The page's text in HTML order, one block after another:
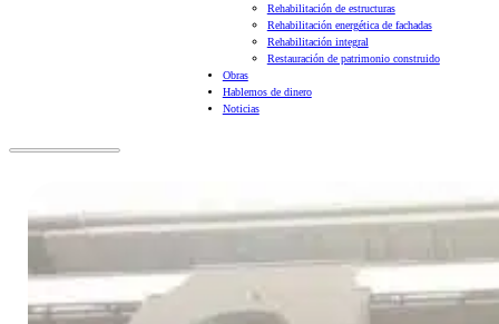
Rehabilitación de estructuras
Rehabilitación energética de fachadas
Rehabilitación integral
Restauración de patrimonio construido
Obras
Hablemos de dinero
Noticias